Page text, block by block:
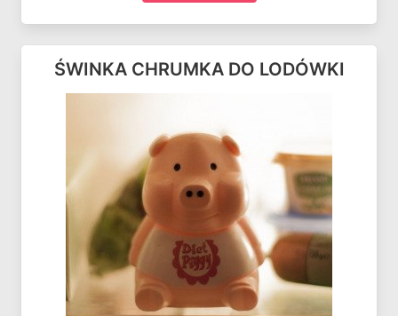
ŚWINKA CHRUMKA DO LODÓWKI